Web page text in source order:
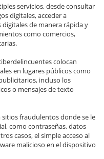
servicios, desde consultar
digitales, acceder a
de manera rápida y
como comercios,
colocan
en lugares públicos como
incluso los
o mensajes de texto
sitios fraudulentos donde se le
como contraseñas, datos
casos, el simple acceso al
malicioso en el dispositivo